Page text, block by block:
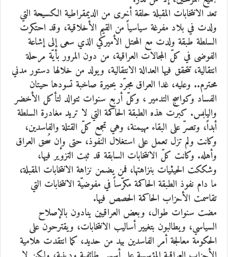
تعد الانتخابات المقبلة حلقة أخرى من الديمقراطية الكسيحة التي
ولدت في بلاد مفرغة سياسياً من القيم الأخلاقية، وقد احتكرت
السلطة طبقة ولدت مع المحتل الأميركي الذي سعى إلى إشاعة
الفوضى في كلّ المجالات العراقية، من دون المرور بأيّة مرحلة
انتقالية، تتحقق فيها العدالة الانتقالية، ويولد من خلالها دستور مدني
محترم.. وعليه، غدا العراق مجرّد بحيرة صاخبة تسودها حيتان
الفساد وكواسج التدمير ، وكلّ أربع سنوات تتوالد لتأكل الأخضر
واليابس. كبرت هذه الطبقة الحاكمة التي لا تريد مغادرة السلطة
أبداً، وتصرّ على البقاء مهيمنة، وهي تجمع كلّ القتلة والفاسدين،
وكانت ولم تزل تعمل على استغلال النفوذ، حتى وإن سُحق العراق
وأهله. وكانت كلّ الانتخابات السابقة قد ثبت التزوير فيها،
وشككت الحيثيات بنزاهتها، فمن يضمن نزاهة الانتخابات المقبلة،
ما دام نفوذ الطبقة الحاكمة مكرّساً في مفوضيّة الانتخابات التي
تقاسمت الأحزاب الحاكمة الحصص فيها.
مضت سنوات طوال، وبعض العراقيين ينادون بالإصلاح
السياسي، ويطالبون بتغيير أساليب الانتخابات، ويقترحون على
الحكومة معالجة أمر الفاسدين بيد من حديد، كما انتقدت هلامية